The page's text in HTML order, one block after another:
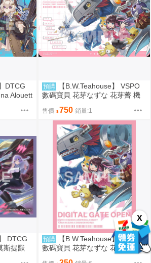
X
DTCG
Alouett
預購
【B.W.Teahouse】 VSPO
數碼寶貝 花芽なずな 花芽薺 機
約10月（預購通販）
售價 750 銷量:1
DTCG
斯提獸
預購
【B.W.Teahouse】 VSPO
數碼寶貝 花芽なずな 花芽薺 機
械暴龍獸 牌套 卡套 預約10月